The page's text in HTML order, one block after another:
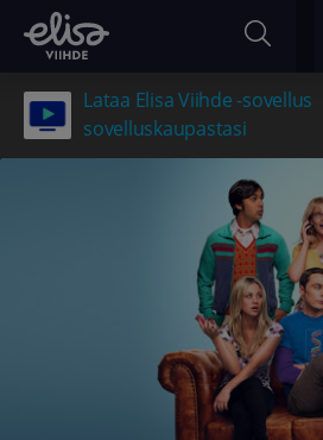
Lataa Elisa Viihde -sovellus
sovelluskaupastasi